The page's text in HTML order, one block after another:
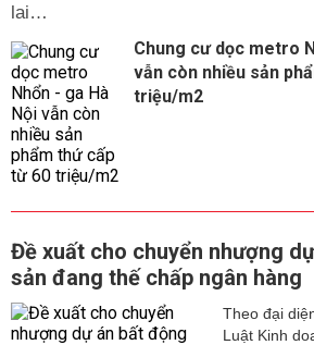
lai…
Chung cư dọc metro
vẫn còn nhiều sản
triệu/m2
Đề xuất cho chuyển nhượng
sản đang thế chấp ngân hàng
Theo đại
Luật Kinh